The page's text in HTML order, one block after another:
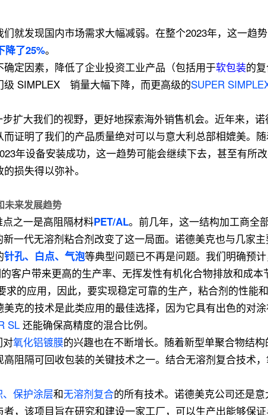
就发现国内市场需求大幅减弱。在整个2023年，这一趋
降了25%。
定因素，降低了企业投资工业产品（包括用于软包装的
级 SIMPLEX 销量大幅下降，而更高级的SUPER
扩大我们的视野，更好地探索海外销售机会。近年来，
证明了我们的产品质量绝对可以与意大利总部相媲美。
年设备安装成功，这一趋势可能会继续下去，甚至有所
损失得以弥补。
未来发展趋势
之一是高阻隔材料PET/AL。前几年，这一结构加工商全
一代无溶剂粘合剂改变了这一局面。诺德美克也与几家
针孔、白点、气泡等典型问题已不再是问题。我们明确预
客户带来更高的生产率、无挥发性有机化合物排放和成本
求的应用，因此，要实现稳定可靠的生产，粘合剂的性能
克的技术是此类应用的最佳选择，因为它具有出色的对涂
SL 还能确保高精度的混合比例。
对氧化铝镀膜的兴趣也在不断增长。随着新型单聚合物结
阻隔可回收包装的关键技术之一。结合无溶剂复合技术
保护涂层和无溶剂复合的所有技术。诺德美克公司还是
，该项目旨在研究和建设一家工厂，可以生产出能够保